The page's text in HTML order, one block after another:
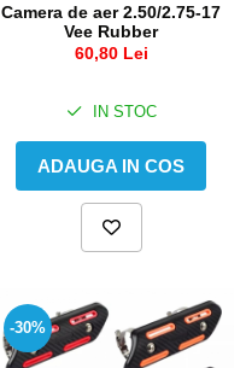
Camera de aer 2.50/2.75-17
Vee Rubber
60,80 Lei
IN STOC
ADAUGA IN COS
-30%